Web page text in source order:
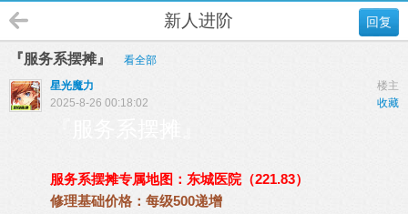
回复
新人进阶
『服务系摆摊』
看全部
楼主
星光魔力
收藏
2025-8-26 00:18:02
服务系摆摊专属地图：东城医院（221.83）
修理基础价格：每级500递增